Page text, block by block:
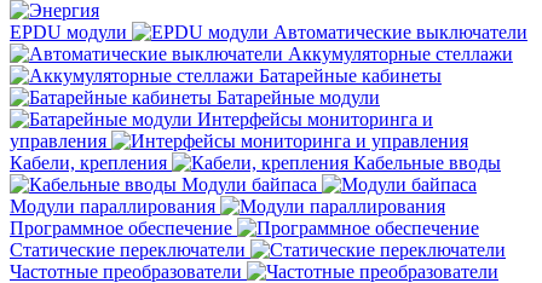
EPDU модули
Автоматические выключатели
Аккумуляторные стеллажи
Батарейные кабинеты
Батарейные модули
Интерфейсы мониторинга и
управления
Кабели, крепления
Кабельные вводы
Модули байпаса
Модули параллирования
Программное обеспечение
Статические переключатели
Частотные преобразователи